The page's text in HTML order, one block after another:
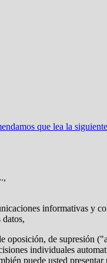
que lea la
informativas y
datos,
oposición, de supresión
individuales
puede usted